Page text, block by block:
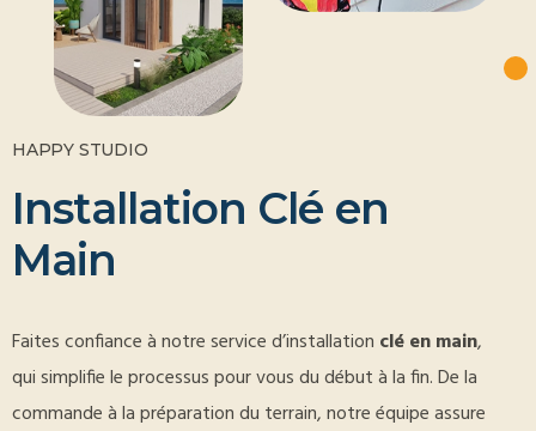
HAPPY STUDIO
Installation Clé en
Main
Faites confiance à notre service d’installation clé en main,
qui simplifie le processus pour vous du début à la fin. De la
commande à la préparation du terrain, notre équipe assure